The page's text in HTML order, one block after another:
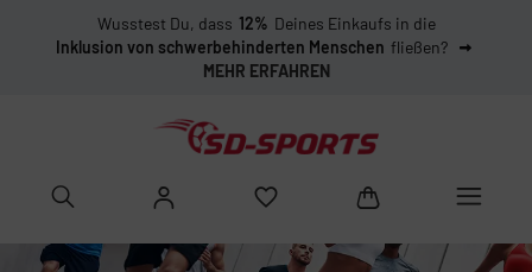
Wusstest Du, dass 12% Deines Einkaufs in die
Inklusion von schwerbehinderten Menschen fließen?
MEHR ERFAHREN